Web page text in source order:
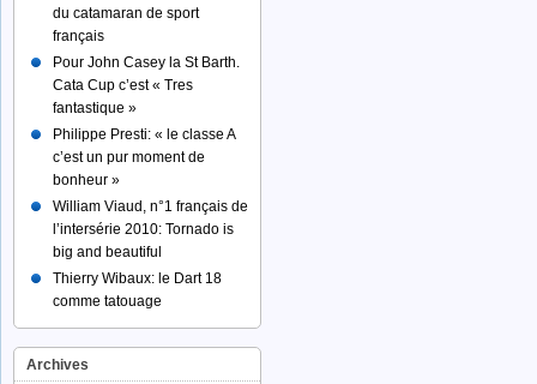
du catamaran de sport
français
Pour John Casey la St Barth.
Cata Cup c’est « Tres
fantastique »
Philippe Presti: « le classe A
c’est un pur moment de
bonheur »
William Viaud, n°1 français de
l’intersérie 2010: Tornado is
big and beautiful
Thierry Wibaux: le Dart 18
comme tatouage
Archives